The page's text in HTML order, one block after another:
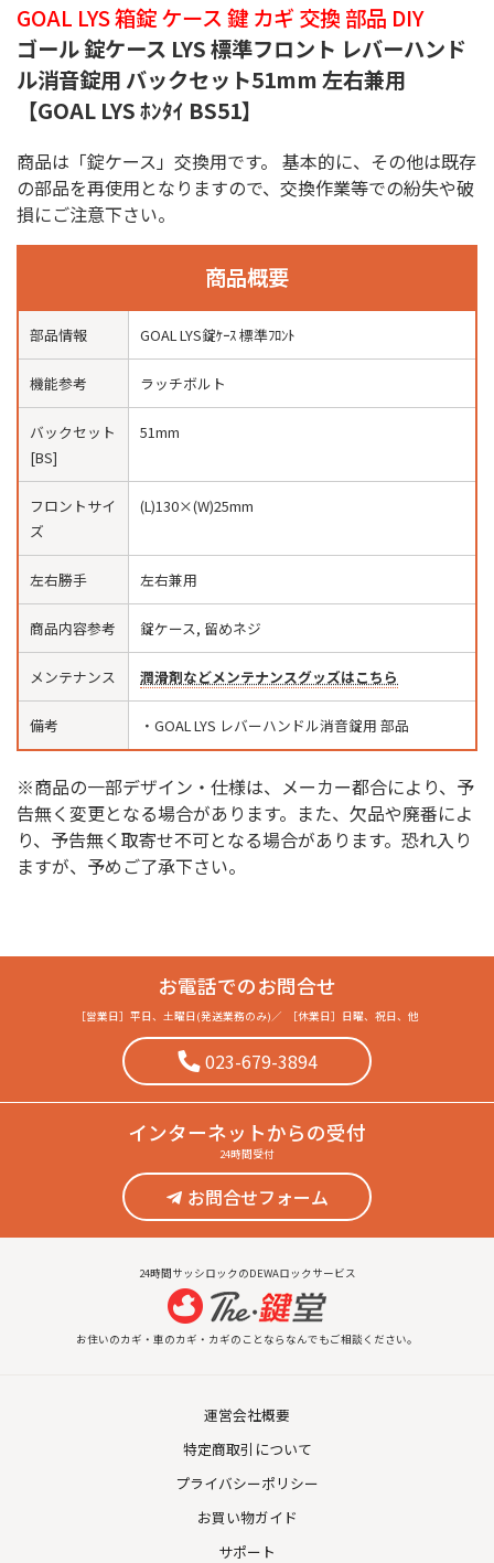
GOAL LYS 箱錠 ケース 鍵 カギ 交換 部品 DIY
ゴール 錠ケース LYS 標準フロント レバーハンド
ル消音錠用 バックセット51mm 左右兼用
【GOAL LYS ﾎﾝﾀｲ BS51】
商品は「錠ケース」交換用です。 基本的に、その他は既存
の部品を再使用となりますので、交換作業等での紛失や破
損にご注意下さい。
商品概要
部品情報 GOAL LYS錠ｹｰｽ 標準ﾌﾛﾝﾄ
機能参考 ラッチボルト
バックセット
[BS]
51mm
フロントサイ
ズ
(L)130×(W)25mm
左右勝手 左右兼用
商品内容参考 錠ケース, 留めネジ
メンテナンス 潤滑剤などメンテナンスグッズはこちら
備考 ・GOAL LYS レバーハンドル消音錠用 部品
※商品の一部デザイン・仕様は、メーカー都合により、予
告無く変更となる場合があります。また、欠品や廃番によ
り、予告無く取寄せ不可となる場合があります。恐れ入り
ますが、予めご了承下さい。
お電話でのお問合せ
［営業日］ 平日、土曜日(発送業務のみ) ／ ［休業日］ 日曜、祝日、他
023-679-3894
インターネットからの受付
24時間受付
お問合せフォーム
24時間サッシロックのDEWAロックサービス
お住いのカギ・車のカギ・カギのことならなんでもご相談ください。
運営会社概要
特定商取引について
プライバシーポリシー
お買い物ガイド
サポート